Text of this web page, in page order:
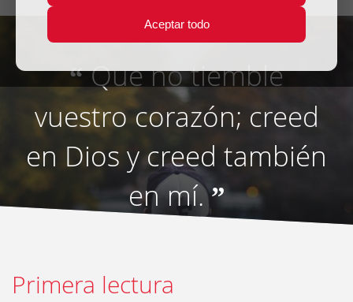
Aceptar todo
“Que no tiemble
vuestro corazón; creed
en Dios y creed también
en mí.”
Primera lectura